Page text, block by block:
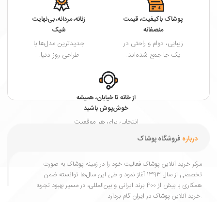
پوشاک باکیفیت، قیمت
منصفانه
زیبایی، دوام و راحتی در
یک جا جمع شده‌اند.
زنانه، مردانه، بی‌نهایت
شیک
جدیدترین مدل‌ها با
طراحی روز دنیا.
از خانه تا خیابان، همیشه
خوش‌پوش باشید
انتخابی برای هر موقعیت
درباره فروشگاه پوشاک
مرکز خرید آنلاین پوشاک فعالیت خود را در زمینه پوشاک به ‌صورت
تخصصی از سال 1393 آغاز نمود و طی این سال‌ها توانسته ضمن
همکاری با بیش از 400 برند ایرانی و بین‌المللی، در مسیر بهبود تجربه
خرید آنلاین پوشاک در ایران گام بردارد.